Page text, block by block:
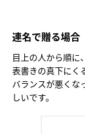
連名で贈る場合
目上の人から順に
表書きの真下にく
バランスが悪くな
しいです。